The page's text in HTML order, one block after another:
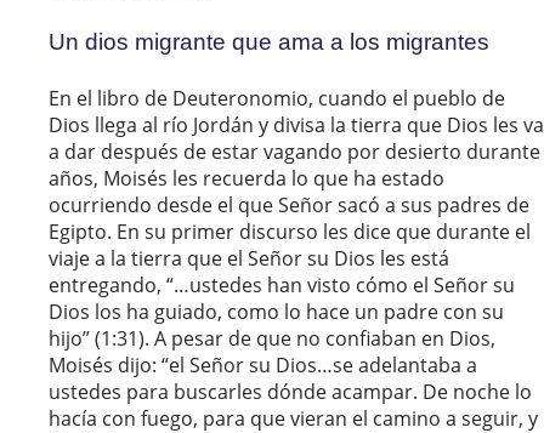
Un dios migrante que ama a los migrantes
En el libro de Deuteronomio, cuando el pueblo de
Dios llega al río Jordán y divisa la tierra que Dios les va
a dar después de estar vagando por desierto durante
años, Moisés les recuerda lo que ha estado
ocurriendo desde el que Señor sacó a sus padres de
Egipto. En su primer discurso les dice que durante el
viaje a la tierra que el Señor su Dios les está
entregando, “…ustedes han visto cómo el Señor su
Dios los ha guiado, como lo hace un padre con su
hijo” (1:31). A pesar de que no confiaban en Dios,
Moisés dijo: “el Señor su Dios…se adelantaba a
ustedes para buscarles dónde acampar. De noche lo
hacía con fuego, para que vieran el camino a seguir, y